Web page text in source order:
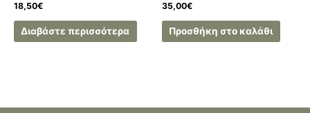
18,50€
Διαβάστε περισσότερα
35,00€
Προσθήκη στο καλάθι